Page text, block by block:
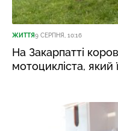
ЖИТТЯ9 СЕРПНЯ, 10:16
На Закарпатті
мотоцикліста, який